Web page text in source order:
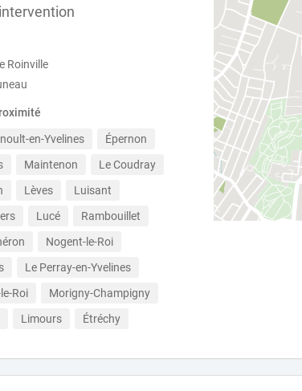
Roinville
en-Yvelines
Épernon
Maintenon
Le Coudray
Lèves
Luisant
Lucé
Rambouillet
Nogent-le-Roi
Le Perray-en-Yvelines
Roi
Morigny-Champigny
Limours Étréchy